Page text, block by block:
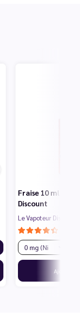
Fraise 10 ml - Le
Discount
Le Vapoteur Discount
Ajouter